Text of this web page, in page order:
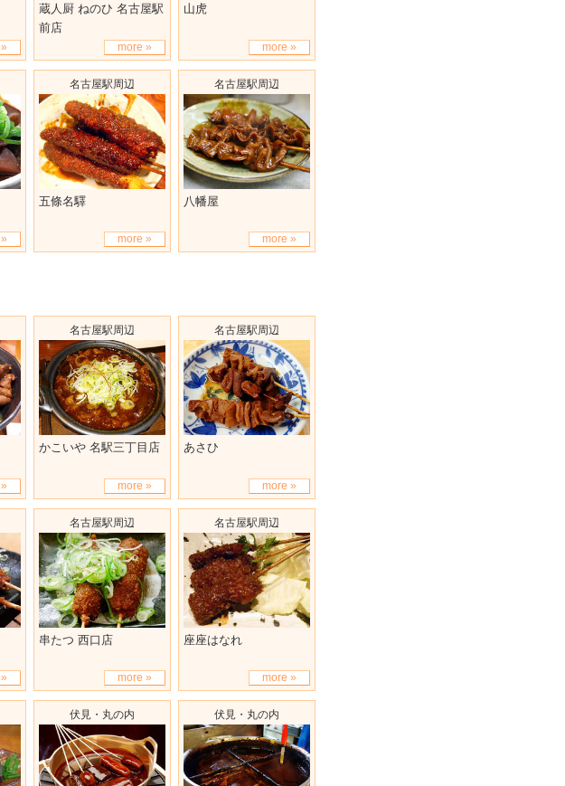
蔵人厨 ねのひ 名古屋駅
前店
more »
山虎
more »
名古屋駅周辺
五條名驛
more »
名古屋駅周辺
八幡屋
more »
名古屋駅周辺
かこいや 名駅三丁目店
more »
名古屋駅周辺
あさひ
more »
名古屋駅周辺
串たつ 西口店
more »
名古屋駅周辺
座座はなれ
more »
伏見・丸の内 伏見・丸の内